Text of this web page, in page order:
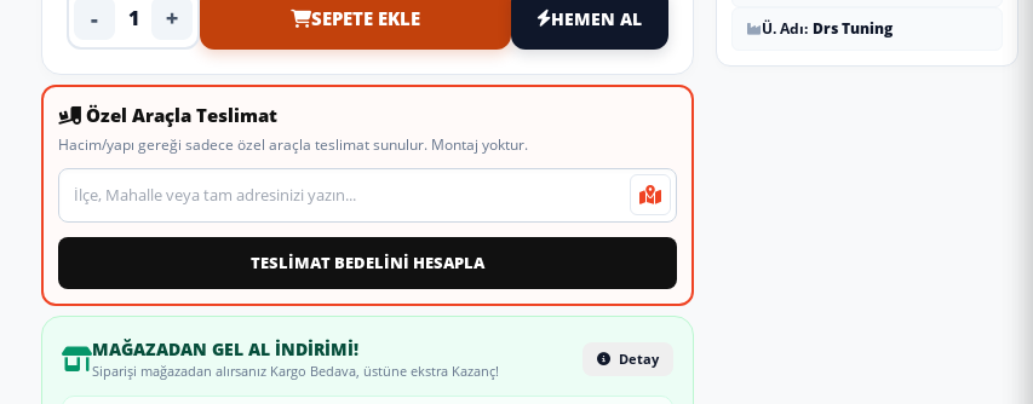
Ürün adedi
- + SEPETE EKLE HEMEN AL
Özel Araçla Teslimat
Hacim/yapı gereği sadece özel araçla teslimat sunulur. Montaj yoktur.
Teslimat veya montaj adresi
TESLİMAT BEDELİNİ HESAPLA
MAĞAZADAN GEL AL İNDIRIMI!
Siparişi mağazadan alırsanız Kargo Bedava, üstüne ekstra Kazanç!
Detay
Ü. Adı: Drs Tuning